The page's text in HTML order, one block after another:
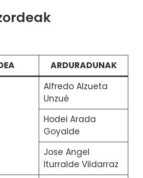
ARDURADUNAK
Alfredo Alzueta
Unzué
Hodei Arada
Goyalde
Jose Angel
Iturralde Vildarraz